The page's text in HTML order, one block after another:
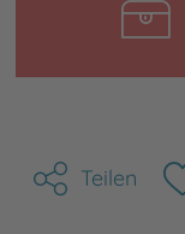
Teilen